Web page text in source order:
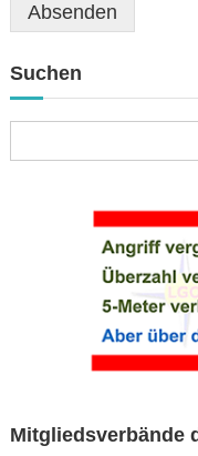
Absenden
Suchen
u
Mitgliedsverbände